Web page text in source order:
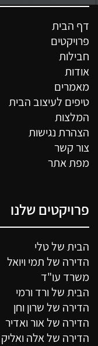
דף הבית
פרויקטים
חבילות
אודות
מאמרים
טיפים לעיצוב הבית
המלצות
הצהרת נגישות
צור קשר
מפת אתר
פרויקטים שלנו
הבית של טלי
הדירה של תמי ויואל
משרד עו"ד
הבית של ורד ורמי
הדירה של שרון וחן
הדירה של אור ואדיר
הדירה של אלה ואליק